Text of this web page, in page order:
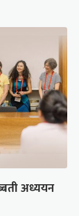
अध्ययन